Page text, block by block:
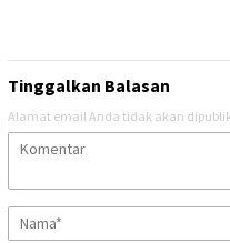
Tinggalkan Balasan
Alamat email Anda tidak akan